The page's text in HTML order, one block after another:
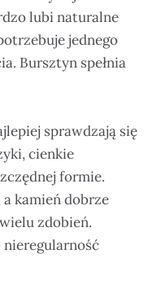
lubi naturalne
jednego
Bursztyn spełnia
sprawdzają się
cienkie
formie.
kamień dobrze
zdobień.